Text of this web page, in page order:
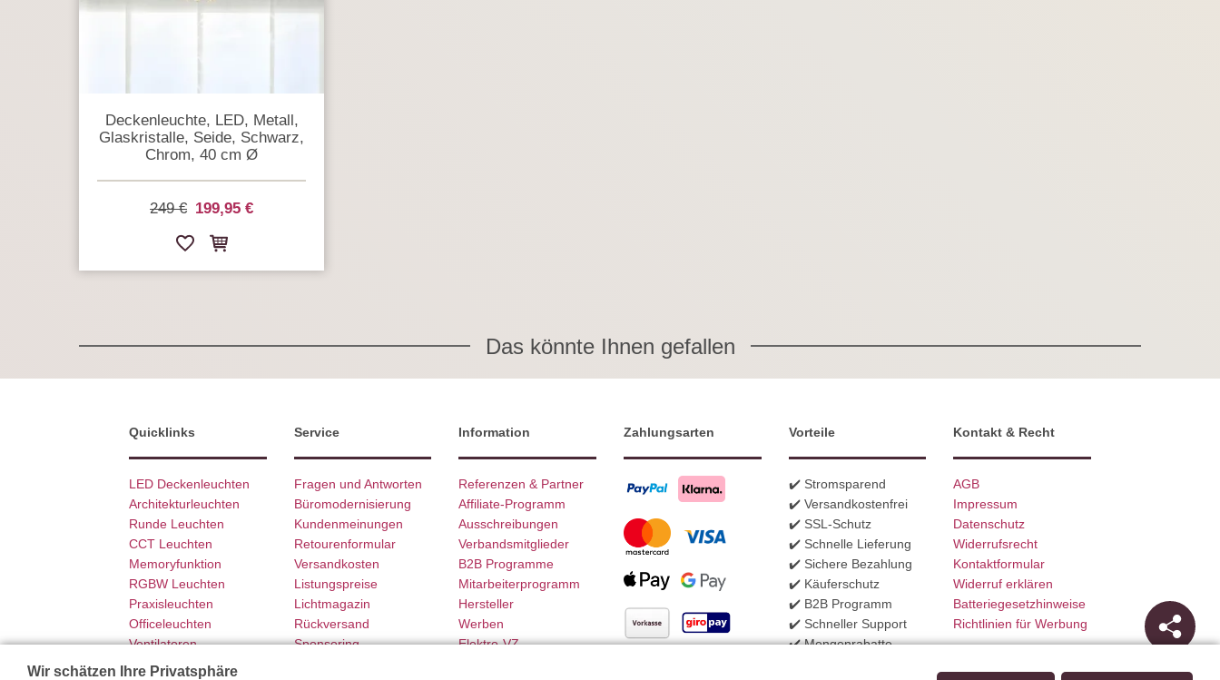
Deckenleuchte, LED, Metall,
Glaskristalle, Seide, Schwarz,
Chrom, 40 cm Ø
249 € 199,95 €
Das könnte Ihnen gefallen
Quicklinks
LED Deckenleuchten
Architekturleuchten
Runde Leuchten
CCT Leuchten
Memoryfunktion
RGBW Leuchten
Praxisleuchten
Officeleuchten
Ventilatoren
SCHÖNER WOHNEN
Service
Fragen und Antworten
Büromodernisierung
Kundenmeinungen
Retourenformular
Versandkosten
Listungspreise
Lichtmagazin
Rückversand
Sponsoring
Information
Referenzen & Partner
Affiliate-Programm
Ausschreibungen
Verbandsmitglieder
B2B Programme
Mitarbeiterprogramm
Hersteller
Werben
Elektro-VZ
Zahlungsarten Vorteile
✔️ Stromsparend
✔️ Versandkostenfrei
✔️ SSL-Schutz
✔️ Schnelle Lieferung
✔️ Sichere Bezahlung
✔️ Käuferschutz
✔️ B2B Programm
✔️ Schneller Support
✔️ Mengenrabatte
Kontakt & Recht
AGB
Impressum
Datenschutz
Widerrufsrecht
Kontaktformular
Widerruf erklären
Batteriegesetzhinweise
Richtlinien für Werbung
Wir schätzen Ihre Privatsphäre